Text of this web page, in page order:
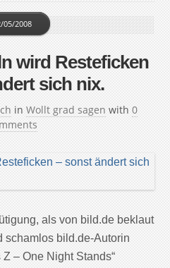
wird Resteficken
sich nix.
05/2008
in Wollt grad sagen with 0
als von bild.de beklaut
schamlos bild.de-Autorin
– One Night Stands“